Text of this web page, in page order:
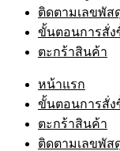
ติดตามเลขพัส
ขั้นตอนการสั่ง
ตะกร้าสินค้า
หน้าแรก
ขั้นตอนการสั่ง
ตะกร้าสินค้า
ติดตามเลขพัส